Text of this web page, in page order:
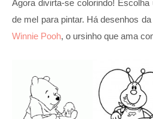
Agora divirta-se colorindo!
de mel para pintar. Há desenhos da
Winnie Pooh, o ursinho que ama